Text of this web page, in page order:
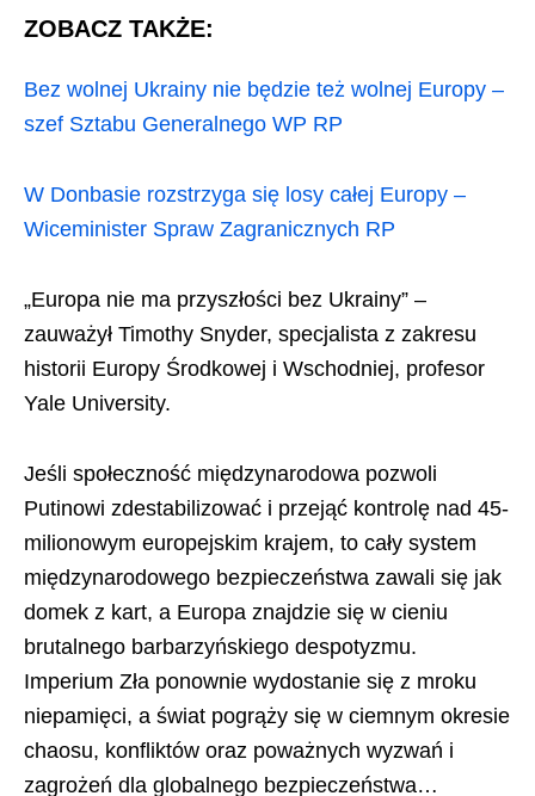
ZOBACZ TAKŻE:
Bez wolnej Ukrainy nie będzie też wolnej Europy –
szef Sztabu Generalnego WP RP
W Donbasie rozstrzyga się losy całej Europy –
Wiceminister Spraw Zagranicznych RP
„Europa nie ma przyszłości bez Ukrainy” –
zauważył Timothy Snyder, specjalista z zakresu
historii Europy Środkowej i Wschodniej, profesor
Yale University.
Jeśli społeczność międzynarodowa pozwoli
Putinowi zdestabilizować i przejąć kontrolę nad 45-
milionowym europejskim krajem, to cały system
międzynarodowego bezpieczeństwa zawali się jak
domek z kart, a Europa znajdzie się w cieniu
brutalnego barbarzyńskiego despotyzmu.
Imperium Zła ponownie wydostanie się z mroku
niepamięci, a świat pogrąży się w ciemnym okresie
chaosu, konfliktów oraz poważnych wyzwań i
zagrożeń dla globalnego bezpieczeństwa…